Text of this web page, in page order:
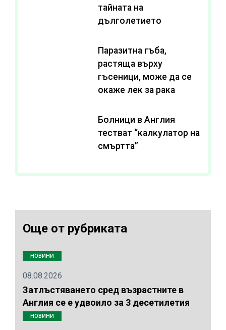
тайната на
дълголетието
Паразитна гъба,
растяща върху
гъсеници, може да се
окаже лек за рака
Болници в Англия
тестват “калкулатор на
смъртта”
Още от рубриката
НОВИНИ
08.08.2026
Затлъстяването сред възрастните в
Англия се е удвоило за 3 десетилетия
НОВИНИ